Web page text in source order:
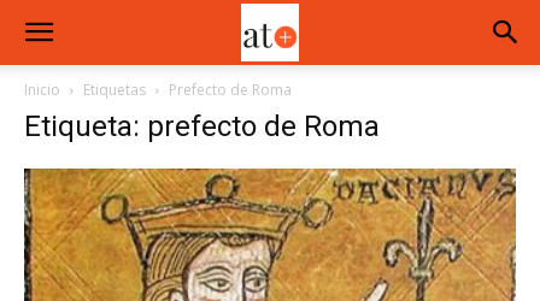
Inicio Etiquetas Prefecto de Roma
Etiqueta: prefecto de Roma